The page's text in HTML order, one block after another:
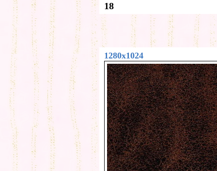
18
1280x1024